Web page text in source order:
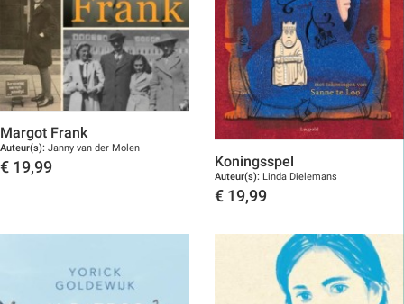
Margot Frank
Auteur(s): Janny van der Molen
€ 19,99 Koningsspel
Auteur(s): Linda Dielemans
€ 19,99